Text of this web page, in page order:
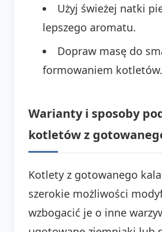
Użyj świeżej natki
lepszego aromatu.
Dopraw masę do
formowaniem kotletów.
Warianty i sposoby
kotletów z
Kotlety z gotowanego
szerokie możliwości
wzbogacić je o inne